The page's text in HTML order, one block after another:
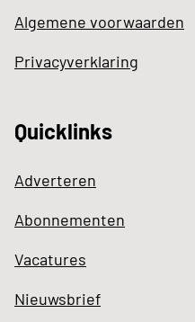
Algemene voorwaarden
Privacyverklaring
Quicklinks
Adverteren
Abonnementen
Vacatures
Nieuwsbrief